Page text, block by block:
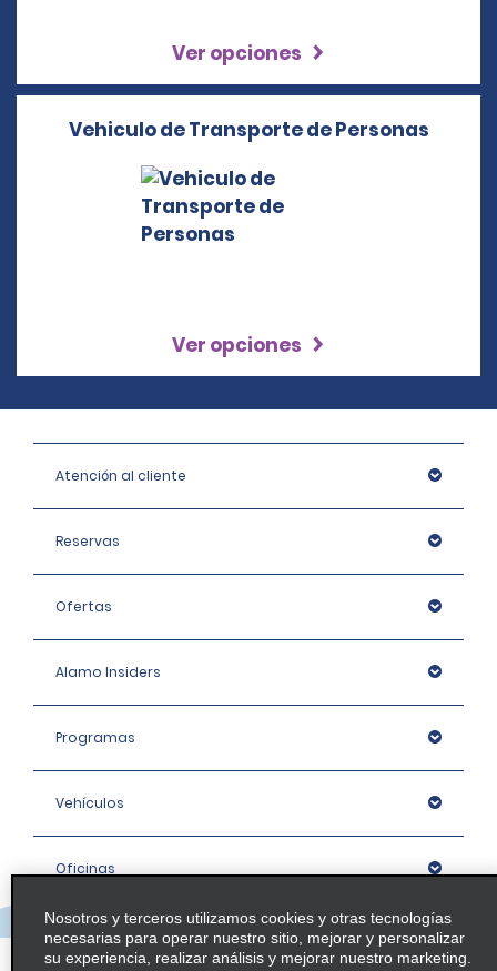
Ver opciones
Vehiculo de Transporte de Personas
Ver opciones
Atención al cliente
Reservas
Ofertas
Alamo Insiders
Programas
Vehículos
Oficinas
Empresa
Nosotros y terceros utilizamos cookies y otras tecnologías
necesarias para operar nuestro sitio, mejorar y personalizar
su experiencia, realizar análisis y mejorar nuestro marketing.